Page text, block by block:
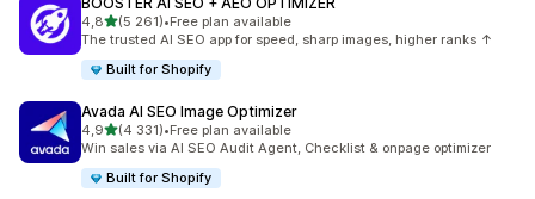
4,8na 5 gwiazdek
(5 261)
Łączna liczba recenzji: 5261
•Free plan available
The trusted AI SEO app for speed, sharp images, higher ranks ↑
Built for Shopify
Avada AI SEO Image Optimizer
4,9na 5 gwiazdek
(4 331)
Łączna liczba recenzji: 4331
•Free plan available
Win sales via AI SEO Audit Agent, Checklist & onpage optimizer
Built for Shopify